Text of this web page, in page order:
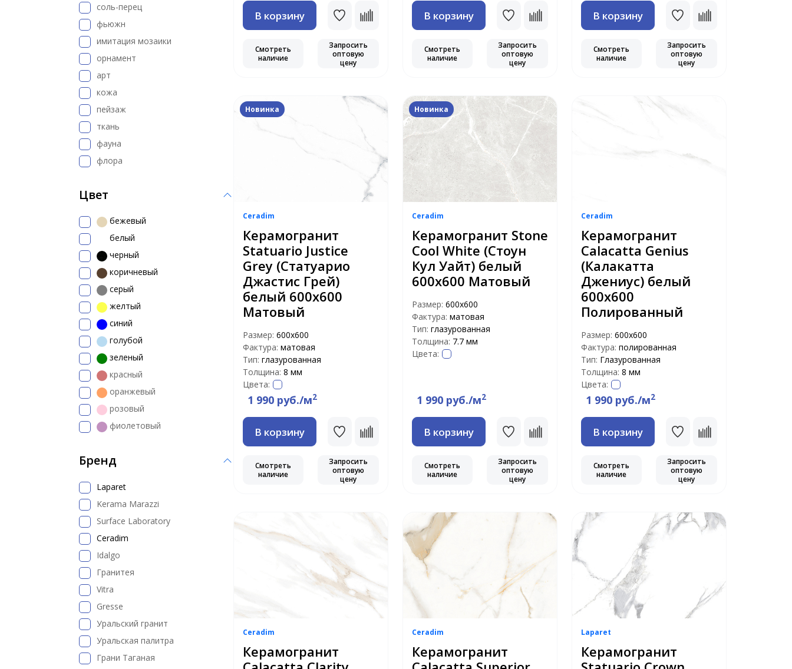
соль-перец
фьюжн
имитация мозаики
орнамент
арт
кожа
пейзаж
ткань
фауна
флора
Цвет
бежевый
белый
черный
коричневый
серый
желтый
синий
голубой
зеленый
красный
оранжевый
розовый
фиолетовый
Бренд
Laparet
Kerama Marazzi
Surface Laboratory
Ceradim
Idalgo
Гранитея
Vitra
Gresse
Уральский гранит
Уральская палитра
Грани Таганая
В корзину
Смотреть
наличие
Запросить
оптовую
цену
В корзину
Смотреть
наличие
Запросить
оптовую
цену
В корзину
Смотреть
наличие
Запросить
оптовую
цену
Новинка
Ceradim
Керамогранит
Statuario Justice
Grey (Статуарио
Джастис Грей)
белый 600х600
Матовый
Размер: 600х600
Фактура: матовая
Тип: глазурованная
Толщина: 8 мм
Цвета:
1 990 руб./м2
В корзину
Смотреть
наличие
Запросить
оптовую
цену
Новинка
Ceradim
Керамогранит Stone
Cool White (Стоун
Кул Уайт) белый
600х600 Матовый
Размер: 600х600
Фактура: матовая
Тип: глазурованная
Толщина: 7.7 мм
Цвета:
1 990 руб./м2
В корзину
Смотреть
наличие
Запросить
оптовую
цену
Ceradim
Керамогранит
Calacatta Genius
(Калакатта
Джениус) белый
600х600
Полированный
Размер: 600x600
Фактура: полированная
Тип: Глазурованная
Толщина: 8 мм
Цвета:
1 990 руб./м2
В корзину
Смотреть
наличие
Запросить
оптовую
цену
Ceradim
Керамогранит
Ceradim
Керамогранит
Laparet
Керамогранит